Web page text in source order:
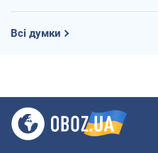
Всі думки